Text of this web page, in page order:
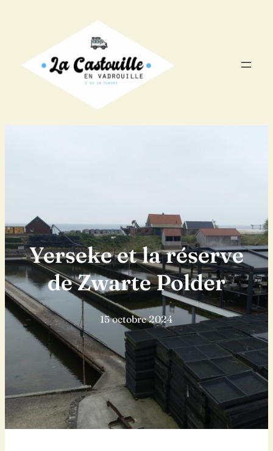
Yerseke et la réserve
de Zwarte Polder
15 octobre 2024